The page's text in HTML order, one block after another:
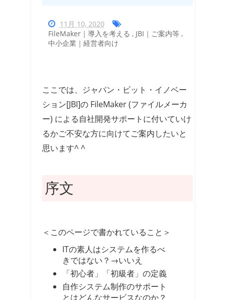
11月 10, 2020
FileMaker｜導入を考える , JBI｜ご案内等,
中小企業｜経営者向け
ここでは、ジャパン・ビット・イノベー
ション[JBI]の FileMaker (ファイルメーカ
ー) による自社開発サポートに付いていけ
るかご不安な方に向けてご案内したいと
思います^ ^
序文
＜このページで書かれていること＞
ITの素人はシステムを作るべ
きではない？→いいえ
「初心者」「初級者」の定義
自作システム制作のサポート
とはどんなサービスなのか？